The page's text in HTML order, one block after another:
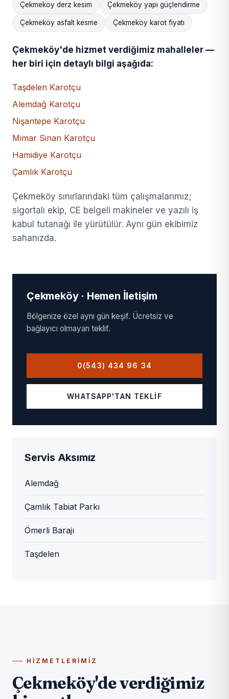
Çekmeköy derz kesim Çekmeköy yapı güçlendirme
Çekmeköy asfalt kesme Çekmeköy karot fiyatı
Çekmeköy'de hizmet verdiğimiz mahalleler —
her biri için detaylı bilgi aşağıda:
Taşdelen Karotçu
Alemdağ Karotçu
Nişantepe Karotçu
Mimar Sinan Karotçu
Hamidiye Karotçu
Çamlık Karotçu
Çekmeköy sınırlarındaki tüm çalışmalarımız;
sigortalı ekip, CE belgeli makineler ve yazılı iş
kabul tutanağı ile yürütülür. Aynı gün ekibimiz
sahanızda.
Çekmeköy · Hemen İletişim
Bölgenize özel aynı gün keşif. Ücretsiz ve
bağlayıcı olmayan teklif.
0(543) 434 96 34
WHATSAPP'TAN TEKLIF
Servis Aksımız
Alemdağ
Çamlık Tabiat Parkı
Ömerli Barajı
Taşdelen
HIZMETLERIMIZ
Çekmeköy'de verdiğimiz
Çekmeköy
Çekmeköy Beton Delme
Çekmeköy
Çekmeköy